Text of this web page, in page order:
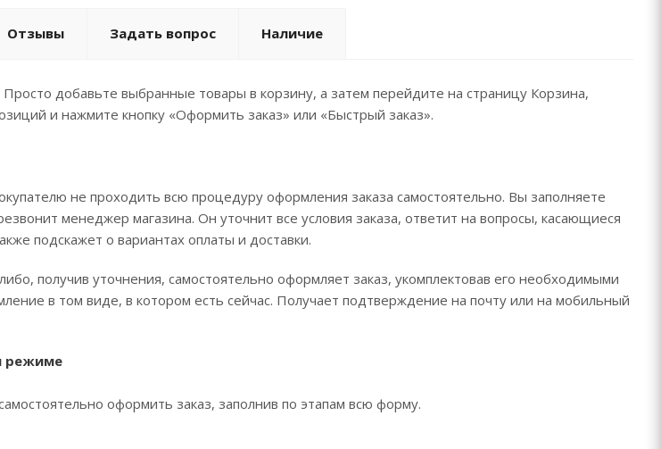
Отзывы Задать вопрос Наличие
добавьте выбранные товары в корзину, а затем перейдите на страницу Корзина,
и нажмите кнопку «Оформить заказ» или «Быстрый заказ».
не проходить всю процедуру оформления заказа самостоятельно. Вы заполняете
менеджер магазина. Он уточнит все условия заказа, ответит на вопросы, касающиеся
подскажет о вариантах оплаты и доставки.
получив уточнения, самостоятельно оформляет заказ, укомплектовав его необходимыми
в том виде, в котором есть сейчас. Получает подтверждение на почту или на мобильный
режиме
оформить заказ, заполнив по этапам всю форму.